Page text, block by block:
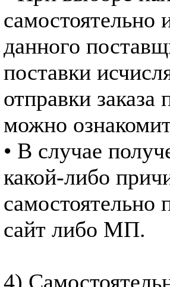
самостоятельно
данного
поставки
отправки
можно
• В случае
какой-либо
самостоятельно
сайт либо МП.
4)